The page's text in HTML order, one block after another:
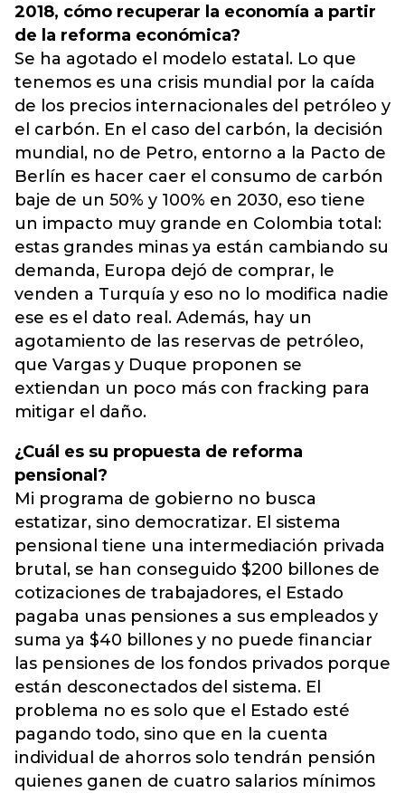
2018, cómo recuperar la economía a partir
de la reforma económica?
Se ha agotado el modelo estatal. Lo que
tenemos es una crisis mundial por la caída
de los precios internacionales del petróleo y
el carbón. En el caso del carbón, la decisión
mundial, no de Petro, entorno a la Pacto de
Berlín es hacer caer el consumo de carbón
baje de un 50% y 100% en 2030, eso tiene
un impacto muy grande en Colombia total:
estas grandes minas ya están cambiando su
demanda, Europa dejó de comprar, le
venden a Turquía y eso no lo modifica nadie
ese es el dato real. Además, hay un
agotamiento de las reservas de petróleo,
que Vargas y Duque proponen se
extiendan un poco más con fracking para
mitigar el daño.
¿Cuál es su propuesta de reforma
pensional?
Mi programa de gobierno no busca
estatizar, sino democratizar. El sistema
pensional tiene una intermediación privada
brutal, se han conseguido $200 billones de
cotizaciones de trabajadores, el Estado
pagaba unas pensiones a sus empleados y
suma ya $40 billones y no puede financiar
las pensiones de los fondos privados porque
están desconectados del sistema. El
problema no es solo que el Estado esté
pagando todo, sino que en la cuenta
individual de ahorros solo tendrán pensión
quienes ganen de cuatro salarios mínimos